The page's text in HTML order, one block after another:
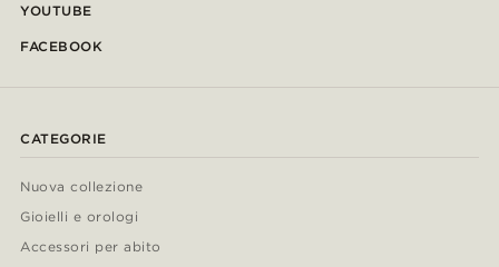
YOUTUBE
FACEBOOK
CATEGORIE
Nuova collezione
Gioielli e orologi
Accessori per abito